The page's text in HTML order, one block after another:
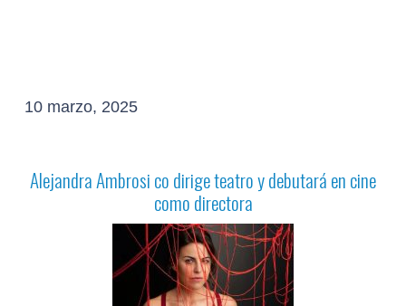
10 marzo, 2025
Alejandra Ambrosi co dirige teatro y debutará en cine
como directora